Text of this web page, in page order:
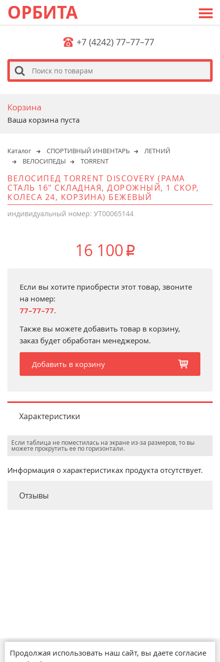
ОРБИТА
+7 (4242) 77–77–77
s
Корзина
Ваша корзина пуста
Каталог СПОРТИВНЫЙ ИНВЕНТАРЬ
ЛЕТНИЙ
ВЕЛОСИПЕДЫ
TORRENT
ВЕЛОСИПЕД TORRENT DISCOVERY (РАМА
СТАЛЬ 16" СКЛАДНАЯ, ДОРОЖНЫЙ, 1 СКОР,
КОЛЕСА 24, КОРЗИНА) БЕЖЕВЫЙ
индивидуальный номер: УТ00065144
16 100 p
Если вы хотите приобрести этот товар, звоните
на номер:
77–77–77.
Также вы можете добавить товар в корзину,
заказ будет обработан менеджером.
Добавить в корзину b
Характеристики
Если таблица не поместилась на экране из-за размеров, то вы
можете прокрутить ее по горизонтали.
Информация о характеристиках продукта отсутствует.
Отзывы
Магазины
Продолжая использовать наш сайт, вы даете согласие